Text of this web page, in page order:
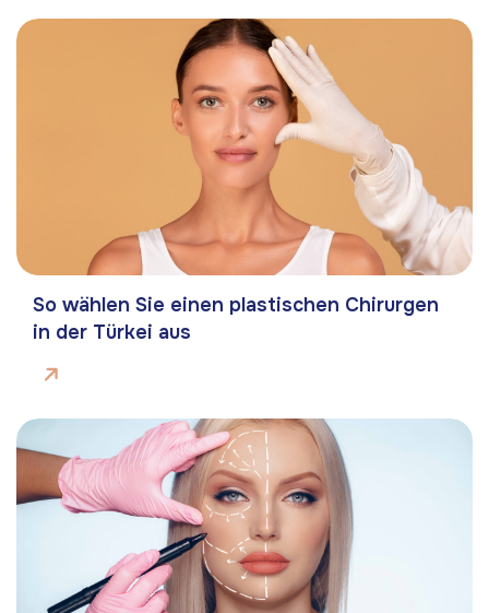
So wählen Sie einen plastischen Chirurgen
in der Türkei aus